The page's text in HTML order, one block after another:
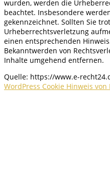
wurden, werden die
beachtet. Insbesondere
gekennzeichnet. Sollten Sie
Urheberrechtsverletzung
einen entsprechenden
Bekanntwerden von
Inhalte umgehend entfernen.
Quelle: https://www.e-
WordPress Cookie Hinweis von